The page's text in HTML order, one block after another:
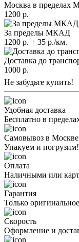
Москва в пределах
1200 р.
За пределы МКАД
1200 р. + 35 р./км.
Доставка до
1000 р.
Не забудьте купить!
Удобная доставка
Бесплатно в
Самовывоз в Москве
Упакуем и погрузим!
Оплата
Наличными или
Гарантия
Только
Скорость
Оформление и